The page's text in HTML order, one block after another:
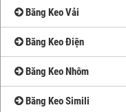
Băng Keo Vải
Băng Keo Điện
Băng Keo Nhôm
Băng Keo Simili